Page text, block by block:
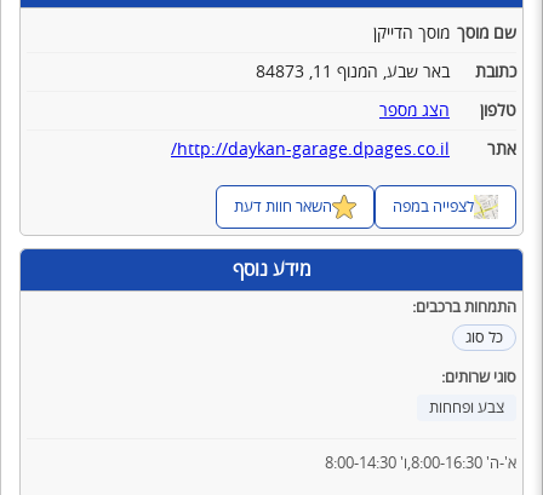
שם מוסך מוסך הדייקן
כתובת
באר שבע, המנוף 11, 84873
טלפון
הצג מספר
אתר
http://daykan-garage.dpages.co.il/
לצפייה במפה השאר חוות דעת
מידע נוסף
התמחות ברכבים:
כל סוג
סוגי שרותים:
צבע ופחחות
א'-ה' 8:00-16:30,ו' 8:00-14:30